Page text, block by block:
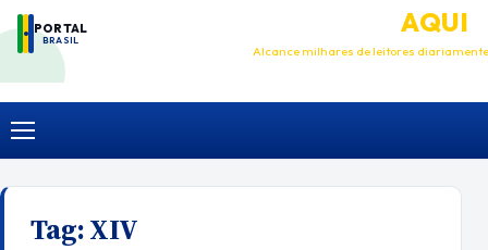
PORTAL
BRASIL
ANUNCIEAQUI
Alcance milhares de leitores diariamente
Menu
Tag:XIV